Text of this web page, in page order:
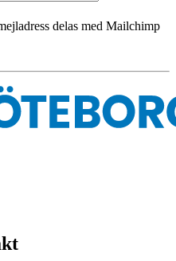
delas med Mailchimp